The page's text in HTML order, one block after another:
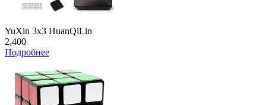
YuXin 3x3 HuanQiLin
2,400
Подробнее